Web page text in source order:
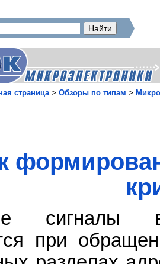
страница> Обзоры по типам >
сигналы
при